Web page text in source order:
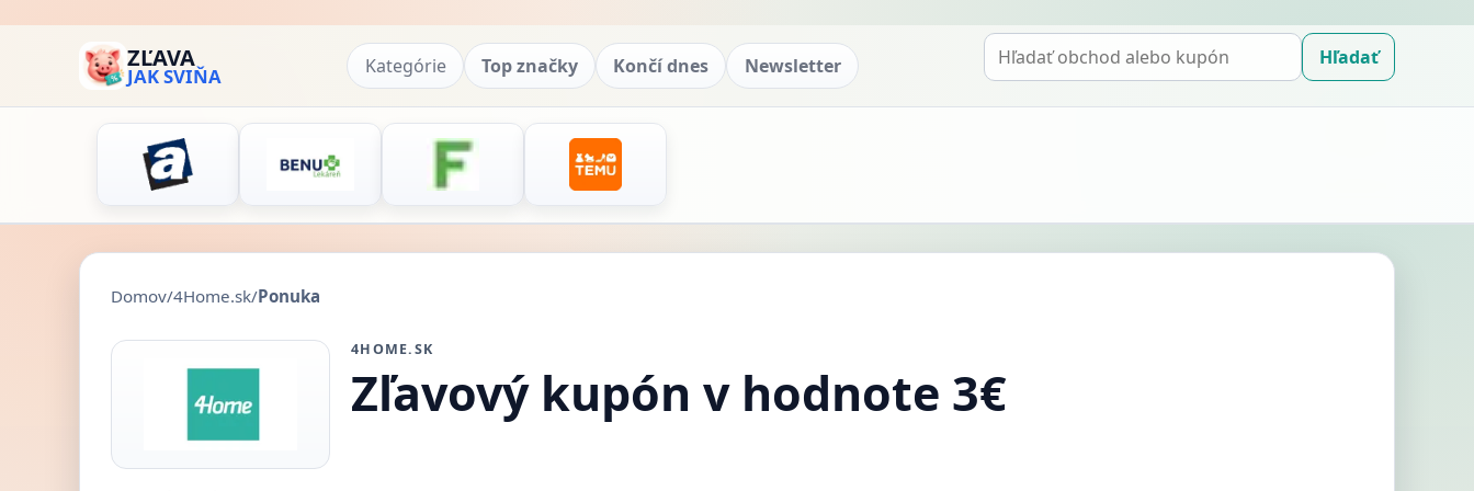
ZĽAVA
JAK SVIŇA Kategórie Top značky Končí dnes Newsletter
Hľadať
Hľadať
Domov/4Home.sk/Ponuka
4HOME.SK
Zľavový kupón v hodnote 3€